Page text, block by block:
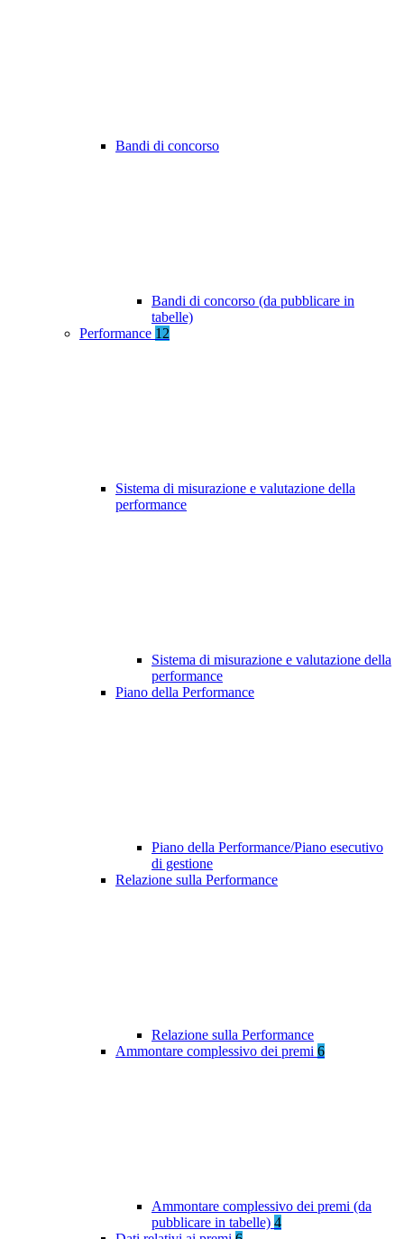
Bandi di concorso
Bandi di concorso (da pubblicare in
tabelle)
Performance 12
Sistema di misurazione e valutazione della
performance
Sistema di misurazione e valutazione della
performance
Piano della Performance
Piano della Performance/Piano esecutivo
di gestione
Relazione sulla Performance
Relazione sulla Performance
Ammontare complessivo dei premi 6
Ammontare complessivo dei premi (da
pubblicare in tabelle) 4